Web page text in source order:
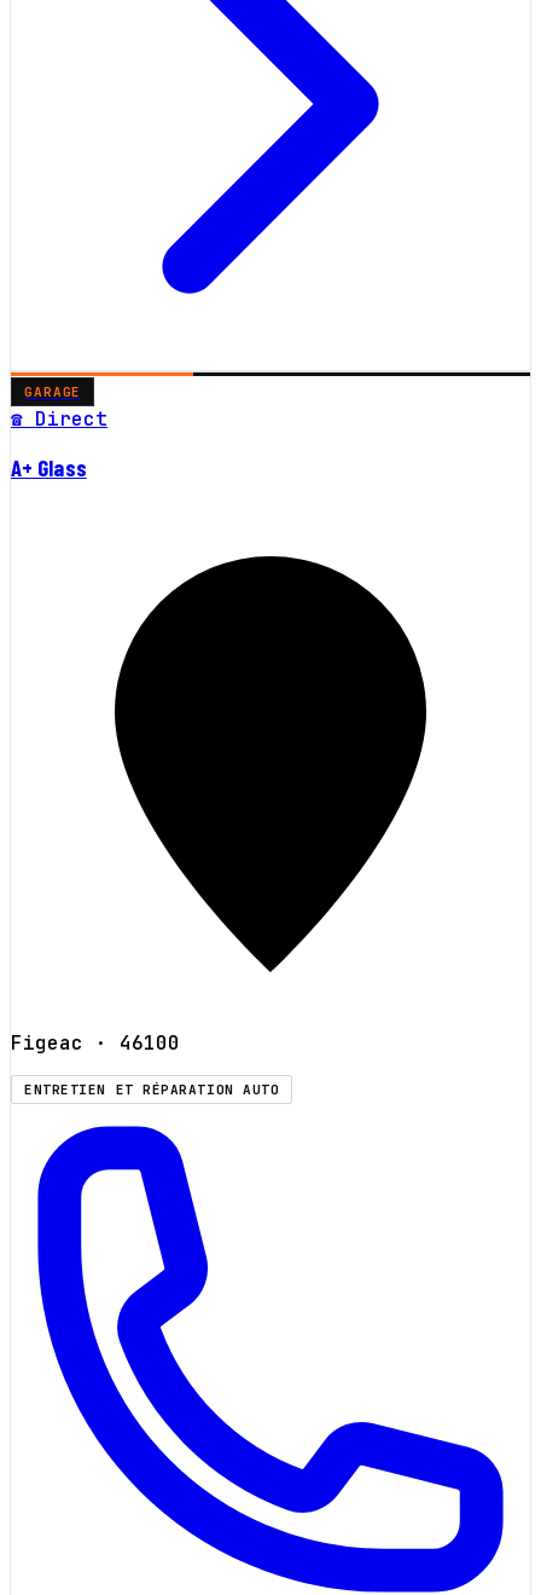
GARAGE
☎ Direct
A+ Glass
Figeac · 46100
ENTRETIEN ET RÉPARATION AUTO